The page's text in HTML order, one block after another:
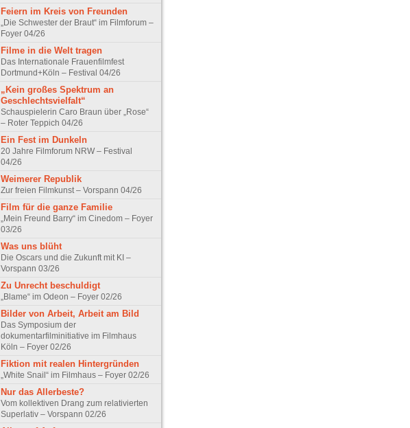
Feiern im Kreis von Freunden
„Die Schwester der Braut“ im Filmforum –
Foyer 04/26
Filme in die Welt tragen
Das Internationale Frauenfilmfest
Dortmund+Köln – Festival 04/26
„Kein großes Spektrum an
Geschlechtsvielfalt“
Schauspielerin Caro Braun über „Rose“
– Roter Teppich 04/26
Ein Fest im Dunkeln
20 Jahre Filmforum NRW – Festival
04/26
Weimerer Republik
Zur freien Filmkunst – Vorspann 04/26
Film für die ganze Familie
„Mein Freund Barry“ im Cinedom – Foyer
03/26
Was uns blüht
Die Oscars und die Zukunft mit KI –
Vorspann 03/26
Zu Unrecht beschuldigt
„Blame“ im Odeon – Foyer 02/26
Bilder von Arbeit, Arbeit am Bild
Das Symposium der
dokumentarfilminitiative im Filmhaus
Köln – Foyer 02/26
Fiktion mit realen Hintergründen
„White Snail“ im Filmhaus – Foyer 02/26
Nur das Allerbeste?
Vom kollektiven Drang zum relativierten
Superlativ – Vorspann 02/26